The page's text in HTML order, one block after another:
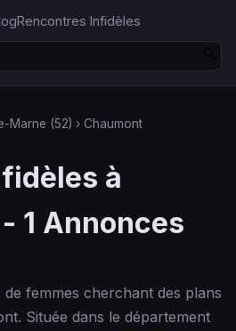
Rencontres Infidèles
Marne (52) › Chaumont
à
1 Annonces
femmes cherchant des plans
Située dans le département